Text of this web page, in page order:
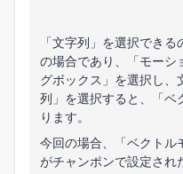
「文字列」を選択でき
の場合であり、「モーシ
グボックス」を選択し、
列」を選択すると、「ベ
ります。
今回の場合、「ベクトル
がチャンポンで設定され